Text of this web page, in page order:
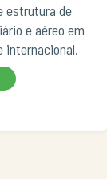
estrutura de
e aéreo em
internacional.